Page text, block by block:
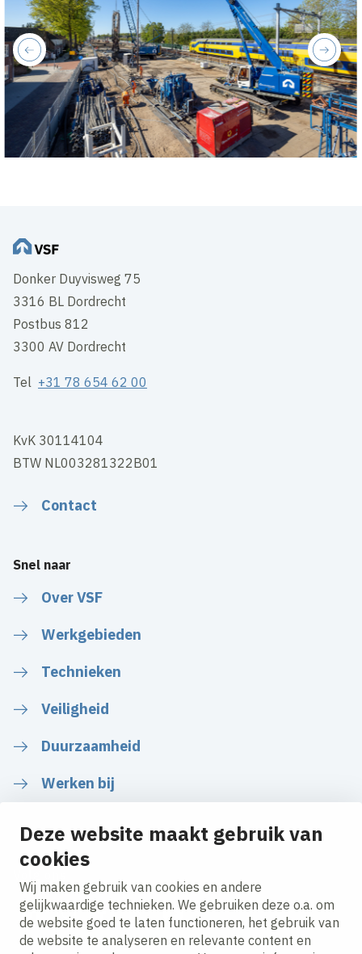
Deze website maakt gebruik van
cookies
Wij maken gebruik van cookies en andere
gelijkwaardige technieken. We gebruiken deze o.a. om
de website goed te laten functioneren, het gebruik van
de website te analyseren en relevante content en
next
previous
Donker Duyvisweg 75
3316 BL Dordrecht
Postbus 812
3300 AV Dordrecht
Tel +31 78 654 62 00
KvK 30114104
BTW NL003281322B01
Contact
Snel naar
Over VSF
Werkgebieden
Technieken
Veiligheid
Duurzaamheid
Werken bij
LinkedInInstagramFacebookTwitterYouTube